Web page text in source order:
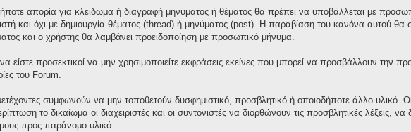
απορία για κλείδωμα ή διαγραφή μηνύματος ή θέματος θα πρέπει να υποβάλλεται με
και όχι με δημιουργία θέματος (thread) ή μηνύματος (post). Η παραβίαση του κανόνα αυτού
και ο χρήστης θα λαμβάνει προειδοποίηση με προσωπικό μήνυμα.
είστε προσεκτικοί να μην χρησιμοποιείτε εκφράσεις εκείνες που μπορεί να προσβάλλουν την
του Forum.
συμφωνούν να μην τοποθετούν δυσφημιστικό, προσβλητικό ή οποιοδήποτε άλλο υλικό.
το δικαίωμα οι διαχειριστές και οι συντονιστές να διορθώνουν τις προσβλητικές
προς παράνομο υλικό.